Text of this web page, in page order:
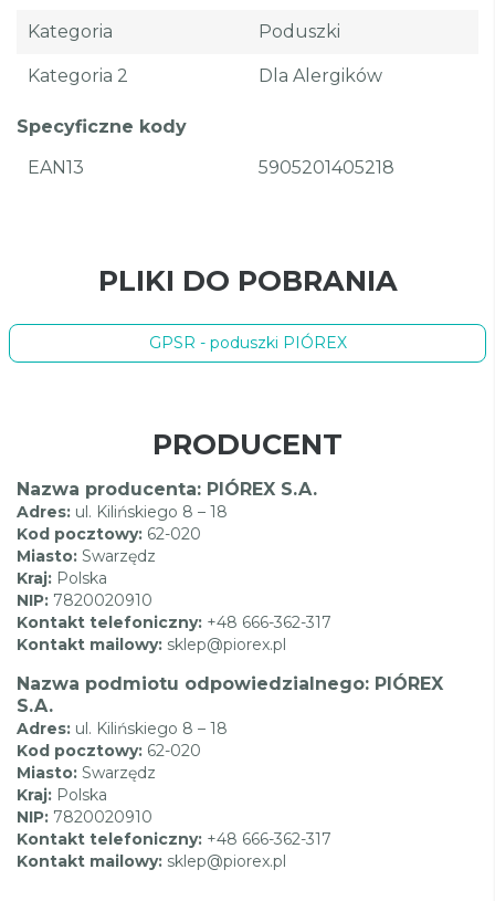
Kategoria Poduszki
Kategoria 2 Dla Alergików
Specyficzne kody
EAN13
5905201405218
PLIKI DO POBRANIA
GPSR - poduszki PIÓREX
PRODUCENT
Nazwa producenta: PIÓREX S.A.
Adres: ul. Kilińskiego 8 – 18
Kod pocztowy: 62-020
Miasto: Swarzędz
Kraj: Polska
NIP: 7820020910
Kontakt telefoniczny: +48 666-362-317
Kontakt mailowy: sklep@piorex.pl
Nazwa podmiotu odpowiedzialnego: PIÓREX
S.A.
Adres: ul. Kilińskiego 8 – 18
Kod pocztowy: 62-020
Miasto: Swarzędz
Kraj: Polska
NIP: 7820020910
Kontakt telefoniczny: +48 666-362-317
Kontakt mailowy: sklep@piorex.pl